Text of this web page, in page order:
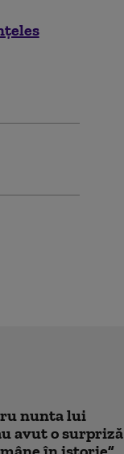
nunta lui
avut o surpriză